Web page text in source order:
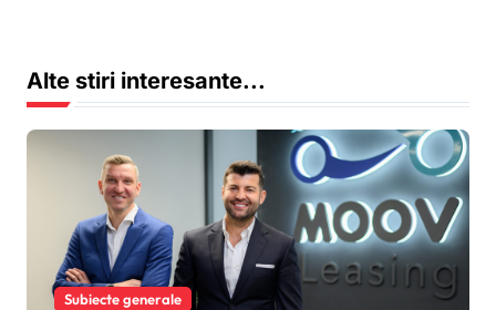
Alte stiri interesante...
Subiecte generale